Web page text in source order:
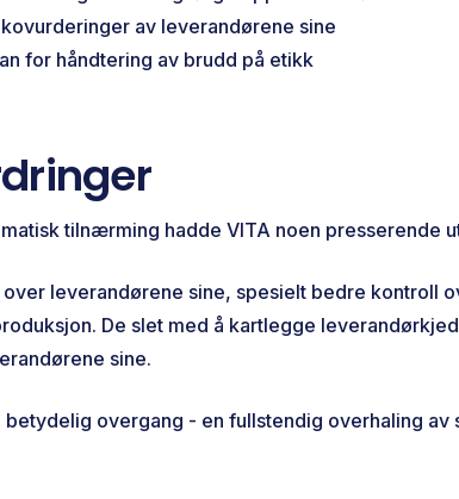
av leverandørene sine
for håndtering av brudd på etikk
tilnærming hadde VITA noen presserende
leverandørene sine, spesielt bedre kontroll
De slet med å kartlegge
sine.
overgang - en fullstendig overhaling av